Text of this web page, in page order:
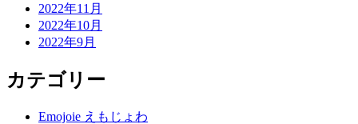
2022年11月
2022年10月
2022年9月
カテゴリー
Emojoie えもじょわ